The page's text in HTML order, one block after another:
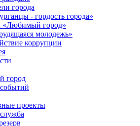
города
- гордость города»
«Любимый город»
молодежь»
коррупции
город
проекты